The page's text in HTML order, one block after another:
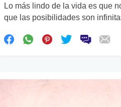
Lo más lindo de la vida es que
que las posibilidades son